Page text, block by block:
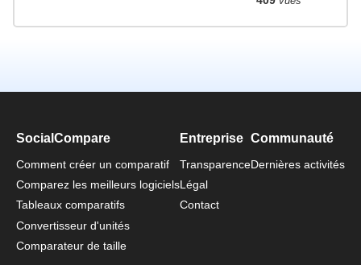
SocialCompare
Comment créer un comparatif
Comparez les meilleurs logiciels
Tableaux comparatifs
Convertisseur d'unités
Comparateur de taille
Entreprise
Transparence
Légal
Contact
Communauté
Dernières activités